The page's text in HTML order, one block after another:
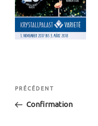
Navigation
l’article
Article
précédent
PRÉCÉDENT
Confirmation